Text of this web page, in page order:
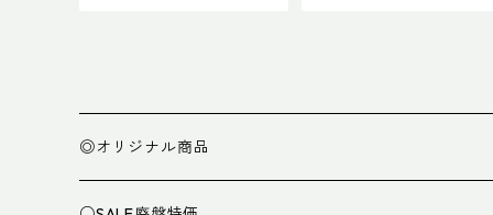
◎オリジナル商品